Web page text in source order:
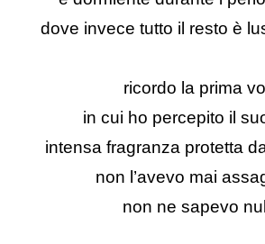
dove invece tutto il resto è
ricordo la prima
in cui ho percepito il
intensa fragranza protetta
non l’avevo mai
non ne sapevo